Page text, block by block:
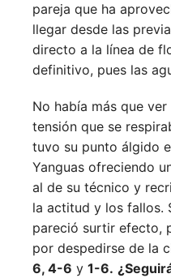
pareja que ha
llegar desde las
directo a la línea de
definitivo, pues las
No había más que
tensión que se
tuvo su punto álgido
Yanguas ofreciendo
al de su técnico y
la actitud y los fallos.
pareció surtir efecto,
por despedirse de la
6, 4-6 y 1-6.